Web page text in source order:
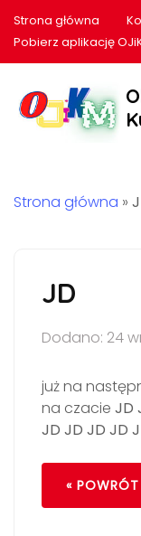
Strona główna
Pobierz aplikację
Strona główna »
JD
Dodano: 24
już na
na czacie JD
JD JD JD JD
« POWRÓT